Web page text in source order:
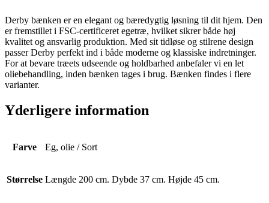
Derby bænken er en elegant og bæredygtig løsning til dit hjem. Den
er fremstillet i FSC-certificeret egetræ, hvilket sikrer både høj
kvalitet og ansvarlig produktion. Med sit tidløse og stilrene design
passer Derby perfekt ind i både moderne og klassiske indretninger.
For at bevare træets udseende og holdbarhed anbefaler vi en let
oliebehandling, inden bænken tages i brug. Bænken findes i flere
varianter.
Yderligere information
Farve Eg, olie / Sort
Størrelse Længde 200 cm. Dybde 37 cm. Højde 45 cm.